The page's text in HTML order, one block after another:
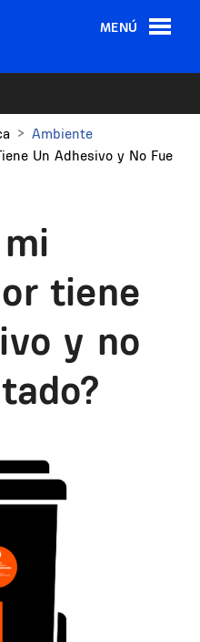
MENÚ
Ambiente
Un Adhesivo y No Fue
tiene
y no